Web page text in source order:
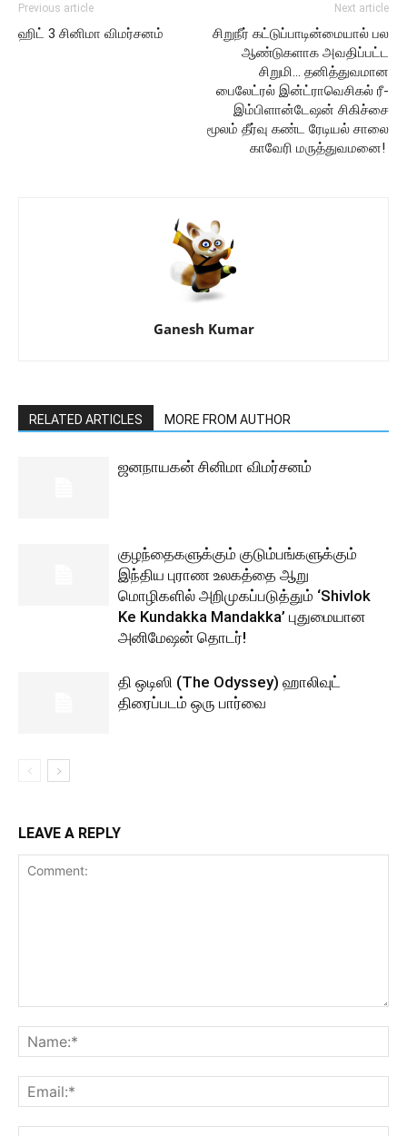
Previous article
ஹிட் 3 சினிமா விமர்சனம்
Next article
சிறுநீர் கட்டுப்பாடின்மையால் பல
ஆண்டுகளாக அவதிப்பட்ட
சிறுமி… தனித்துவமான
பைலேட்ரல் இன்ட்ராவெசிகல் ரீ-
இம்பிளான்டேஷன் சிகிச்சை
மூலம் தீர்வு கண்ட ரேடியல் சாலை
காவேரி மருத்துவமனை!
Ganesh Kumar
RELATED ARTICLES MORE FROM AUTHOR
ஜனநாயகன் சினிமா விமர்சனம்
குழந்தைகளுக்கும் குடும்பங்களுக்கும்
இந்திய புராண உலகத்தை ஆறு
மொழிகளில் அறிமுகப்படுத்தும் ‘Shivlok
Ke Kundakka Mandakka’ புதுமையான
அனிமேஷன் தொடர்!
தி ஒடிஸி (The Odyssey) ஹாலிவுட்
திரைப்படம் ஒரு பார்வை
LEAVE A REPLY